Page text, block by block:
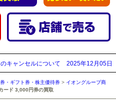
セルについて 2025年12月05日 【
・ギフト券・株主優待券 > イオングループ商
ード 3,000円券の買取